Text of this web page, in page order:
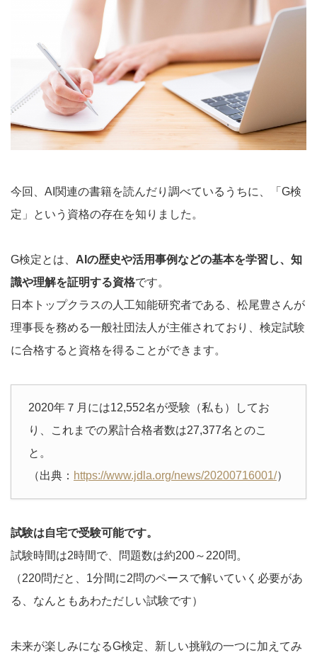
今回、AI関連の書籍を読んだり調べているうちに、「G検
定」という資格の存在を知りました。
G検定とは、 AIの歴史や活用事例などの基本を学習し、知
識や理解を証明する資格です。
日本トップクラスの人工知能研究者である、松尾豊さんが
理事長を務める一般社団法人が主催されており、検定試験
に合格すると資格を得ることができます。
2020年７月には12,552名が受験（私も）してお
り、これまでの累計合格者数は27,377名とのこ
と。
（出典： https://www.jdla.org/news/20200716001/）
試験は自宅で受験可能です。
試験時間は2時間で、問題数は約200～220問。
（220問だと、1分間に2問のペースで解いていく必要があ
る、なんともあわただしい試験です）
未来が楽しみになるG検定、新しい挑戦の一つに加えてみ